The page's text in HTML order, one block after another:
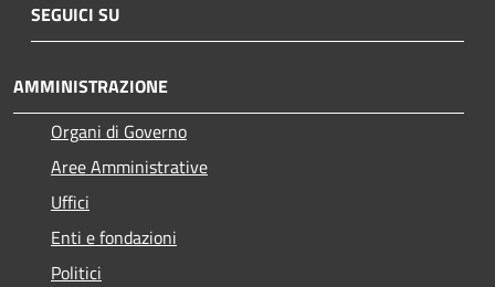
SEGUICI SU
AMMINISTRAZIONE
Organi di Governo
Aree Amministrative
Uffici
Enti e fondazioni
Politici